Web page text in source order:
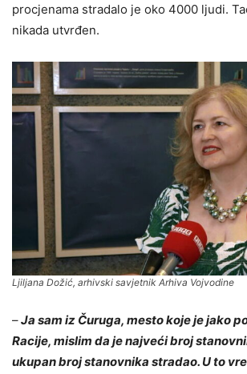
procjenama stradalo je oko 4000 ljudi.
nikada utvrđen.
Ljiljana Dožić, arhivski savjetnik Arhiva Vojvodine
–Ja sam iz Čuruga, mesto koje je jako
Racije, mislim da je najveći broj
ukupan broj stanovnika stradao. U to